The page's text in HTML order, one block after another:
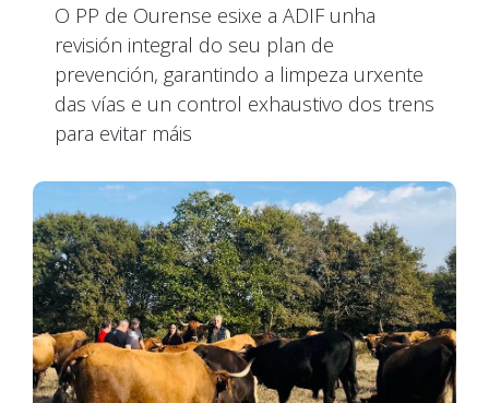
O PP de Ourense esixe a ADIF unha
revisión integral do seu plan de
prevención, garantindo a limpeza urxente
das vías e un control exhaustivo dos trens
para evitar máis